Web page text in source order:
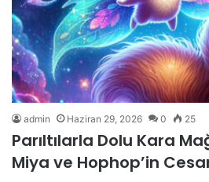
admin Haziran 29, 2026 0 25
Parıltılarla Dolu Kara
Miya ve Hophop’in